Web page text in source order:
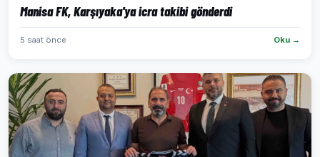
Manisa FK, Karşıyaka'ya icra takibi gönderdi
5 saat önce Oku →